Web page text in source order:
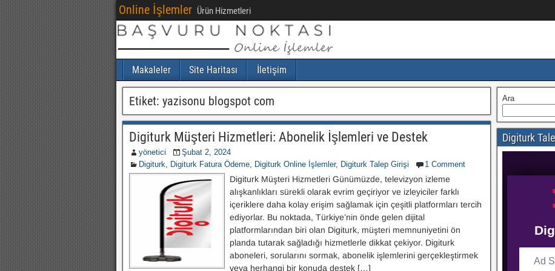
Online İşlemler Ürün Hizmetleri
Makaleler Site Haritası İletişim
Etiket: yazisonu blogspot com
Digiturk Müşteri Hizmetleri: Abonelik İşlemleri ve Destek
yönetici
Şubat 2, 2024
Digiturk, Digiturk Fatura Ödeme, Digiturk Online İşlemler, Digiturk Talep Girişi 1 Comment
Digiturk Müşteri Hizmetleri Günümüzde, televizyon izleme
alışkanlıkları sürekli olarak evrim geçiriyor ve izleyiciler farklı
içeriklere daha kolay erişim sağlamak için çeşitli platformları tercih
ediyorlar. Bu noktada, Türkiye’nin önde gelen dijital
platformlarından biri olan Digiturk, müşteri memnuniyetini ön
planda tutarak sağladığı hizmetlerle dikkat çekiyor. Digiturk
aboneleri, sorularını sormak, abonelik işlemlerini gerçekleştirmek
veya herhangi bir konuda destek […]
Ara
Digiturk